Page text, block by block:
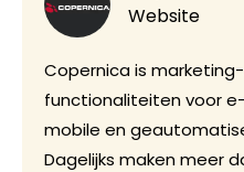
Website
Copernica is
functionaliteiten voor
mobile en
Dagelijks maken meer